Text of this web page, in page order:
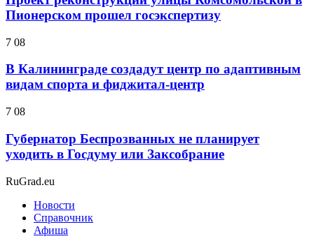
Пионерском прошел госэкспертизу
7 08
В Калининграде создадут центр по адаптивным
видам спорта и фиджитал-центр
7 08
Губернатор Беспрозванных не планирует
уходить в Госдуму или Заксобрание
RuGrad.eu
Новости
Справочник
Афиша